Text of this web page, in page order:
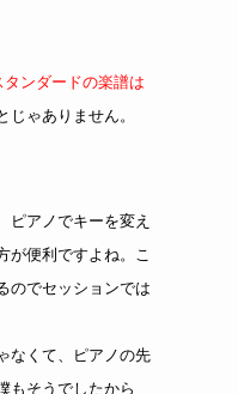
ンダードの楽譜は
ゃありません。
ピアノでキーを変え
が便利ですよね。こ
のでセッションでは
なくて、ピアノの先
もそうでしたから